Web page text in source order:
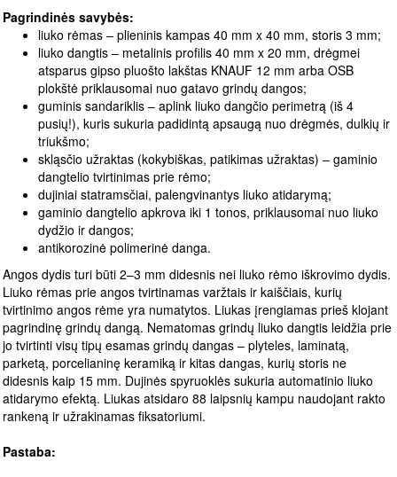
Pagrindinės savybės:
liuko rėmas – plieninis kampas 40 mm x 40 mm, storis 3 mm;
liuko dangtis – metalinis profilis 40 mm x 20 mm, drėgmei
atsparus gipso pluošto lakštas KNAUF 12 mm arba OSB
plokštė priklausomai nuo gatavo grindų dangos;
guminis sandariklis – aplink liuko dangčio perimetrą (iš 4
pusių!), kuris sukuria padidintą apsaugą nuo drėgmės, dulkių ir
triukšmo;
skląsčio užraktas (kokybiškas, patikimas užraktas) – gaminio
dangtelio tvirtinimas prie rėmo;
dujiniai statramsčiai, palengvinantys liuko atidarymą;
gaminio dangtelio apkrova iki 1 tonos, priklausomai nuo liuko
dydžio ir dangos;
antikorozinė polimerinė danga.
Angos dydis turi būti 2–3 mm didesnis nei liuko rėmo iškrovimo dydis.
Liuko rėmas prie angos tvirtinamas varžtais ir kaiščiais, kurių
tvirtinimo angos rėme yra numatytos. Liukas įrengiamas prieš klojant
pagrindinę grindų dangą. Nematomas grindų liuko dangtis leidžia prie
jo tvirtinti visų tipų esamas grindų dangas – plyteles, laminatą,
parketą, porcelianinę keramiką ir kitas dangas, kurių storis ne
didesnis kaip 15 mm. Dujinės spyruoklės sukuria automatinio liuko
atidarymo efektą. Liukas atsidaro 88 laipsnių kampu naudojant rakto
rankeną ir užrakinamas fiksatoriumi.
Pastaba: